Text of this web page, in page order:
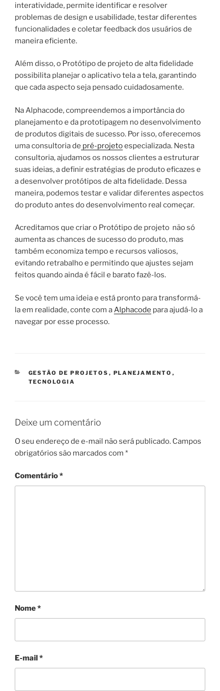
interatividade, permite identificar e resolver
problemas de design e usabilidade, testar diferentes
funcionalidades e coletar feedback dos usuários de
maneira eficiente.
Além disso, o Protótipo de projeto de alta fidelidade
possibilita planejar o aplicativo tela a tela, garantindo
que cada aspecto seja pensado cuidadosamente.
Na Alphacode, compreendemos a importância do
planejamento e da prototipagem no desenvolvimento
de produtos digitais de sucesso. Por isso, oferecemos
uma consultoria de pré-projetoespecializada. Nesta
consultoria, ajudamos os nossos clientes a estruturar
suas ideias, a definir estratégias de produto eficazes e
a desenvolver protótipos de alta fidelidade. Dessa
maneira, podemos testar e validar diferentes aspectos
do produto antes do desenvolvimento real começar.
Acreditamos que criar o Protótipo de projeto não só
aumenta as chances de sucesso do produto, mas
também economiza tempo e recursos valiosos,
evitando retrabalho e permitindo que ajustes sejam
feitos quando ainda é fácil e barato fazê-los.
Se você tem uma ideia e está pronto para transformá-
la em realidade, conte com aAlphacode para ajudá-lo a
navegar por esse processo.
CATEGORIAS
GESTÃO DE PROJETOS , PLANEJAMENTO ,
TECNOLOGIA
Deixe um comentário
O seu endereço de e-mail não será publicado. Campos
obrigatórios são marcados com *
Comentário*
Nome*
E-mail*